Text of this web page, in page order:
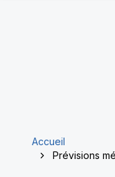
Accueil
Prévisions